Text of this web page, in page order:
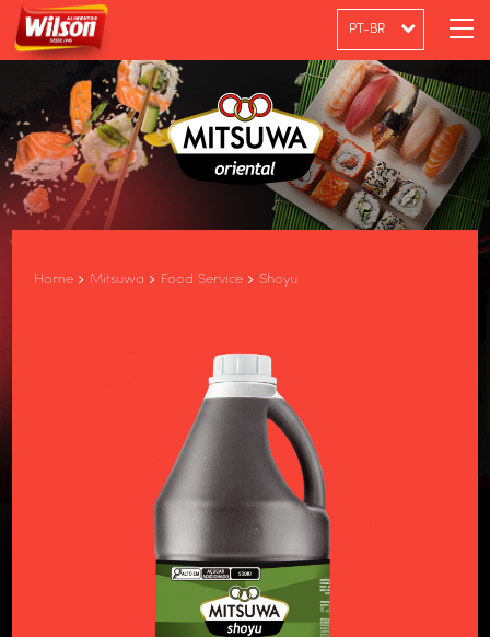
PT-BR
ENGLISH
ESPAÑOL
Home Mitsuwa Food Service Shoyu